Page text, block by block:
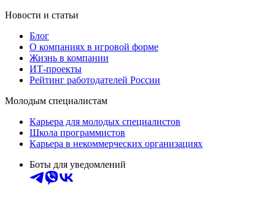
Новости и статьи
Блог
О компаниях в игровой форме
Жизнь в компании
ИТ-проекты
Рейтинг работодателей России
Молодым специалистам
Карьера для молодых специалистов
Школа программистов
Карьера в некоммерческих организациях
Боты для уведомлений